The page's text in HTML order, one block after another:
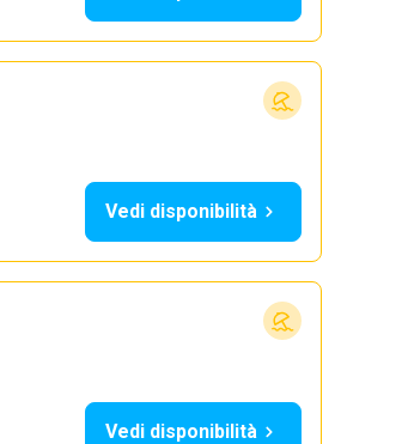
Vedi disponibilità
Vedi disponibilità